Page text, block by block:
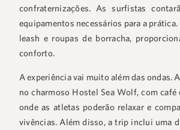
confraternizações. As surfistas
equipamentos necessários para a prática.
leash e roupas de borracha,
conforto.
A experiência vai muito além das ondas.
no charmoso Hostel Sea Wolf, com café
onde as atletas poderão relaxar e
vivências. Além disso, a trip inclui uma